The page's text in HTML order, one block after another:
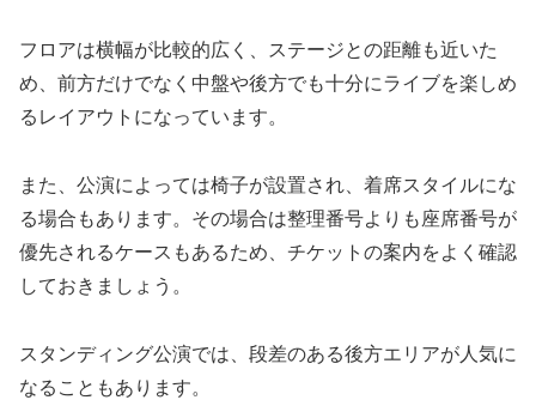
フロアは横幅が比較的広く、ステージとの距離も近いた
め、前方だけでなく中盤や後方でも十分にライブを楽しめ
るレイアウトになっています。
また、公演によっては椅子が設置され、着席スタイルにな
る場合もあります。その場合は整理番号よりも座席番号が
優先されるケースもあるため、チケットの案内をよく確認
しておきましょう。
スタンディング公演では、段差のある後方エリアが人気に
なることもあります。